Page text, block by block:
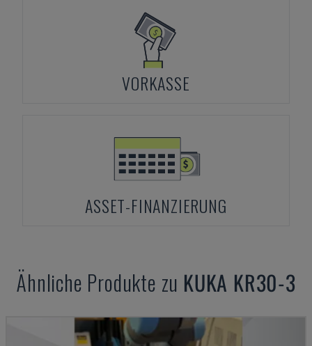
VORKASSE
ASSET-FINANZIERUNG
Ähnliche Produkte zu KUKA KR30-3